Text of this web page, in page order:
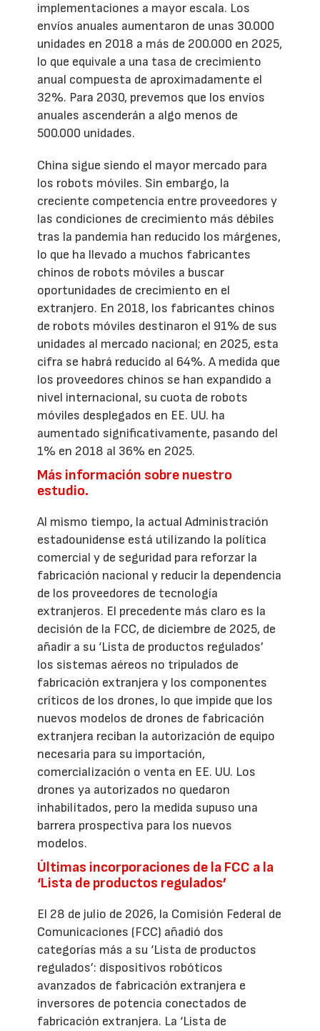
implementaciones a mayor escala. Los
envíos anuales aumentaron de unas 30.000
unidades en 2018 a más de 200.000 en 2025,
lo que equivale a una tasa de crecimiento
anual compuesta de aproximadamente el
32%. Para 2030, prevemos que los envíos
anuales ascenderán a algo menos de
500.000 unidades.
China sigue siendo el mayor mercado para
los robots móviles. Sin embargo, la
creciente competencia entre proveedores y
las condiciones de crecimiento más débiles
tras la pandemia han reducido los márgenes,
lo que ha llevado a muchos fabricantes
chinos de robots móviles a buscar
oportunidades de crecimiento en el
extranjero. En 2018, los fabricantes chinos
de robots móviles destinaron el 91% de sus
unidades al mercado nacional; en 2025, esta
cifra se habrá reducido al 64%. A medida que
los proveedores chinos se han expandido a
nivel internacional, su cuota de robots
móviles desplegados en EE. UU. ha
aumentado significativamente, pasando del
1% en 2018 al 36% en 2025.
Más información sobre nuestro
estudio.
Al mismo tiempo, la actual Administración
estadounidense está utilizando la política
comercial y de seguridad para reforzar la
fabricación nacional y reducir la dependencia
de los proveedores de tecnología
extranjeros. El precedente más claro es la
decisión de la FCC, de diciembre de 2025, de
añadir a su ‘Lista de productos regulados’
los sistemas aéreos no tripulados de
fabricación extranjera y los componentes
críticos de los drones, lo que impide que los
nuevos modelos de drones de fabricación
extranjera reciban la autorización de equipo
necesaria para su importación,
comercialización o venta en EE. UU. Los
drones ya autorizados no quedaron
inhabilitados, pero la medida supuso una
barrera prospectiva para los nuevos
modelos.
Últimas incorporaciones de la FCC a la
‘Lista de productos regulados’
El 28 de julio de 2026, la Comisión Federal de
Comunicaciones (FCC) añadió dos
categorías más a su ‘Lista de productos
regulados’: dispositivos robóticos
avanzados de fabricación extranjera e
inversores de potencia conectados de
fabricación extranjera. La ‘Lista de